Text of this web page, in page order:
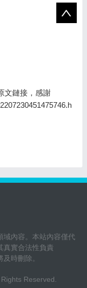
文鏈接，感謝
域內容。本站內容僅代
真實合法性負責
時刪除。
Rights Reserved.